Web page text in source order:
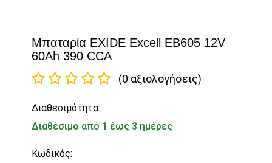
Μπαταρία EXIDE Excell EB605 12V
60Ah 390 CCA
(0 αξιολογήσεις)
Διαθεσιμότητα:
Διαθέσιμο από 1 έως 3 ημέρες
Κωδικός: